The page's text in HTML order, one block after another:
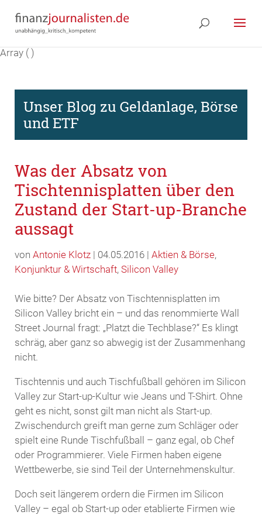
Array ( )
Unser Blog zu Geldanlage, Börse
und ETF
Was der Absatz von
Tischtennisplatten über den
Zustand der Start-up-Branche
aussagt
von Antonie Klotz| 04.05.2016 | Aktien & Börse,
Konjunktur & Wirtschaft, Silicon Valley
Wie bitte? Der Absatz von Tischtennisplatten im
Silicon Valley bricht ein – und das renommierte Wall
Street Journal fragt: „Platzt die Techblase?“ Es klingt
schräg, aber ganz so abwegig ist der Zusammenhang
nicht.
Tischtennis und auch Tischfußball gehören im Silicon
Valley zur Start-up-Kultur wie Jeans und T-Shirt. Ohne
geht es nicht, sonst gilt man nicht als Start-up.
Zwischendurch greift man gerne zum Schläger oder
spielt eine Runde Tischfußball – ganz egal, ob Chef
oder Programmierer. Viele Firmen haben eigene
Wettbewerbe, sie sind Teil der Unternehmenskultur.
Doch seit längerem ordern die Firmen im Silicon
Valley – egal ob Start-up oder etablierte Firmen wie